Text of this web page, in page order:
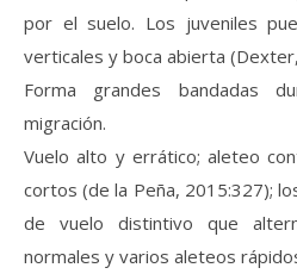
por el suelo. Los juveniles
verticales y boca abierta
Forma grandes bandadas
migración.
Vuelo alto y errático; aleteo
cortos (de la Peña, 2015:327);
de vuelo distintivo que
normales y varios aleteos